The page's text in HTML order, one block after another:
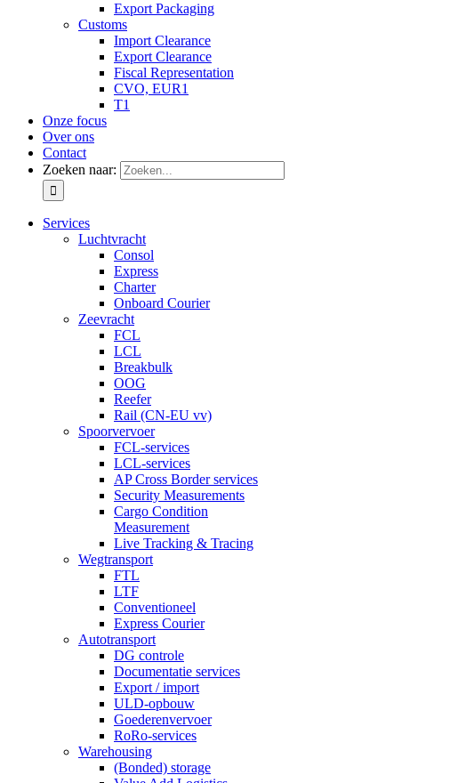
Export Packaging
Customs
Import Clearance
Export Clearance
Fiscal Representation
CVO, EUR1
T1
Onze focus
Over ons
Contact
Zoeken naar:
Services
Luchtvracht
Consol
Express
Charter
Onboard Courier
Zeevracht
FCL
LCL
Breakbulk
OOG
Reefer
Rail (CN-EU vv)
Spoorvervoer
FCL-services
LCL-services
AP Cross Border services
Security Measurements
Cargo Condition
Measurement
Live Tracking & Tracing
Wegtransport
FTL
LTF
Conventioneel
Express Courier
Autotransport
DG controle
Documentatie services
Export / import
ULD-opbouw
Goederenvervoer
RoRo-services
Warehousing
(Bonded) storage